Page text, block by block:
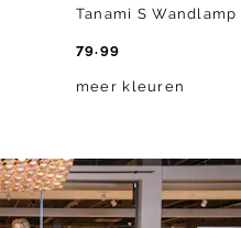
Tanami S Wandlamp
79.99
meer kleuren